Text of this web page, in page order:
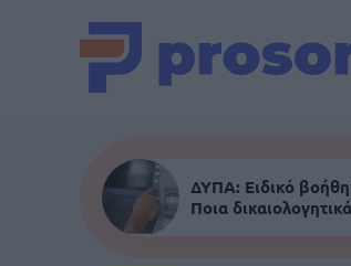
ΔΥΠΑ: Ειδικό
Ποια